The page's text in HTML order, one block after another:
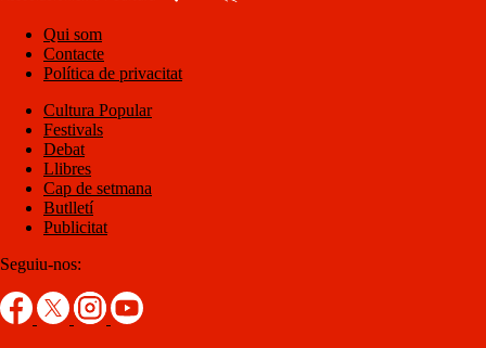
Qui som
Contacte
Política de privacitat
Cultura Popular
Festivals
Debat
Llibres
Cap de setmana
Butlletí
Publicitat
Seguiu-nos: